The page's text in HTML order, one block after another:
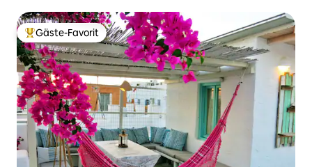
Beliebter Gäste-Favorit.
Gäste-Favorit